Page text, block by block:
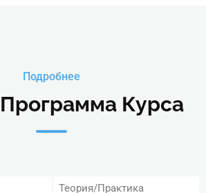
Подробнее
Курса
Теория/Практика